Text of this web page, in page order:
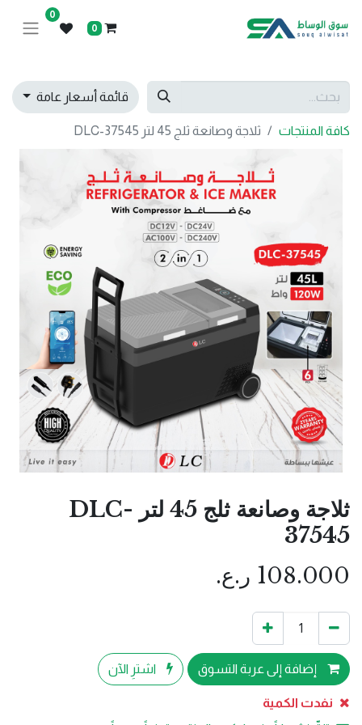
0
0
قائمة أسعار عامة
كافة المنتجات ثلاجة وصانعة ثلج 45 لتر DLC-37545
ثلاجة وصانعة ثلج 45 لتر DLC-
37545
108.000 ر.ع.
إضافة إلى عربة التسوق اشترِ الآن
نفدت الكمية